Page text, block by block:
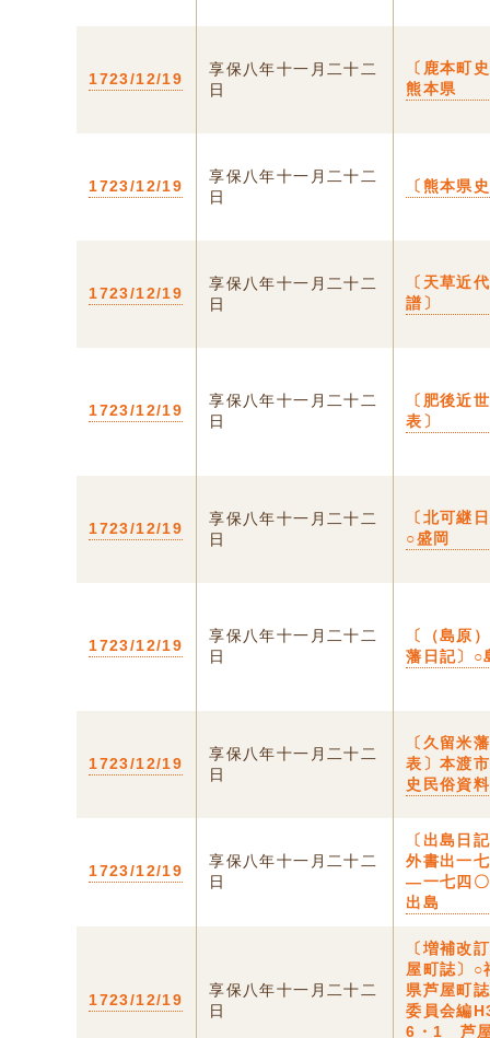
1723/12/19
享保八年十一月二十二
日
〔鹿本町
熊本県
1723/12/19
享保八年十一月二十二
日
〔熊本県
1723/12/19
享保八年十一月二十二
日
〔天草近
譜〕
1723/12/19
享保八年十一月二十二
日
〔肥後近
表〕
1723/12/19
享保八年十一月二十二
日
〔北可継
○盛岡
1723/12/19
享保八年十一月二十二
日
〔（島原
藩日記〕○
1723/12/19
享保八年十一月二十二
日
〔久留米
表〕本渡
史民俗資
1723/12/19
享保八年十一月二十二
日
〔出島日
外書出一
―一七四
出島
1723/12/19
享保八年十一月二十二
日
〔増補改
屋町誌〕○
県芦屋町
委員会編
6・1 芦